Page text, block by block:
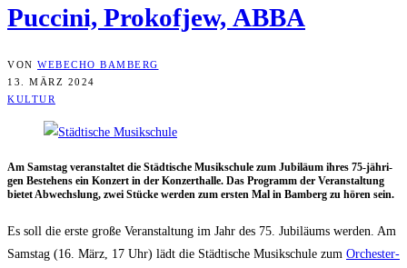
Puc­ci­ni, Pro­kof­jew, ABBA
VON WEBECHO BAMBERG
13. MÄRZ 2024
KULTUR
Am Sams­tag ver­an­stal­tet die Städ­ti­sche Musik­schu­le zum Jubi­lä­um ihres 75-jäh­ri­
gen Bestehens ein Kon­zert in der Kon­zert­hal­le. Das Pro­gramm der Ver­an­stal­tung
bie­tet Abwechs­lung, zwei Stü­cke wer­den zum ers­ten Mal in Bam­berg zu hören sein.
Es soll die ers­te gro­ße Ver­an­stal­tung im Jahr des 75. Jubi­lä­ums wer­den. Am
Sams­tag (16. März, 17 Uhr) lädt die Städ­ti­sche Musik­schu­le zum Orches­ter­